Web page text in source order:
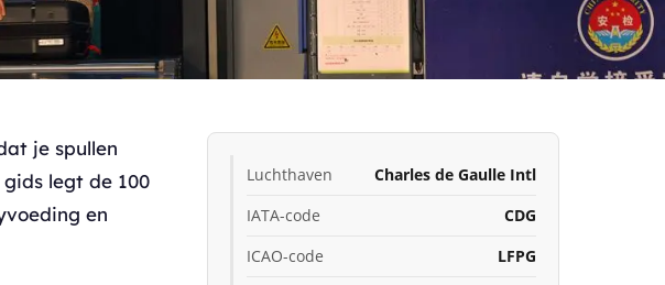
je spullen
legt de 100
en
Luchthaven
Charles de Gaulle Intl
IATA-code
CDG
ICAO-code
LFPG